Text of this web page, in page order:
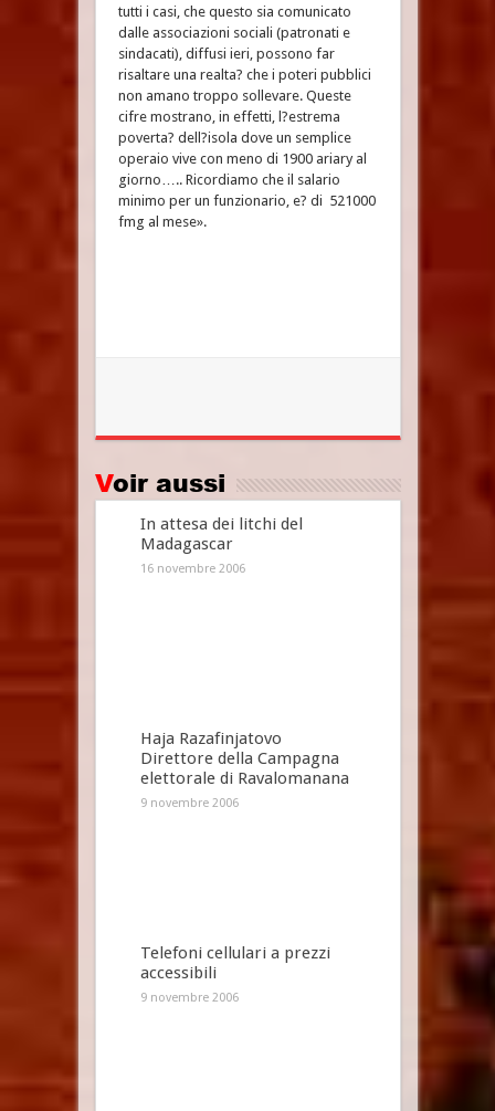
tutti i casi, che questo sia comunicato
dalle associazioni sociali (patronati e
sindacati), diffusi ieri, possono far
risaltare una realta? che i poteri pubblici
non amano troppo sollevare. Queste
cifre mostrano, in effetti, l?estrema
poverta? dell?isola dove un semplice
operaio vive con meno di 1900 ariary al
giorno….. Ricordiamo che il salario
minimo per un funzionario, e? di 521000
fmg al mese».
Voir aussi
In attesa dei litchi del
Madagascar
16 novembre 2006
Haja Razafinjatovo
Direttore della Campagna
elettorale di Ravalomanana
9 novembre 2006
Telefoni cellulari a prezzi
accessibili
9 novembre 2006